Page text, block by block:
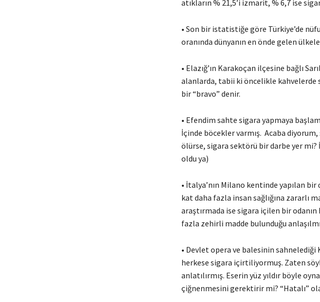
atıkların % 21,5’i izmarit, % 6,7 ise
• Son bir istatistiğe göre Türkiye’de
oranında dünyanın en önde gelen
• Elazığ’ın Karakoçan ilçesine bağlı
alanlarda, tabii ki öncelikle kahvelerde
bir “bravo” denir.
• Efendim sahte sigara yapmaya
İçinde böcekler varmış. Acaba
ölürse, sigara sektörü bir darbe yer mi?
oldu ya)
• İtalya’nın Milano kentinde yapılan
kat daha fazla insan sağlığına zararlı
araştırmada ise sigara içilen bir
fazla zehirli madde bulunduğu
• Devlet opera ve balesinin sahnelediği
herkese sigara içirtiliyormuş. Zaten
anlatılırmış. Eserin yüz yıldır böyle
çiğnenmesini gerektirir mi? “Hatalı”